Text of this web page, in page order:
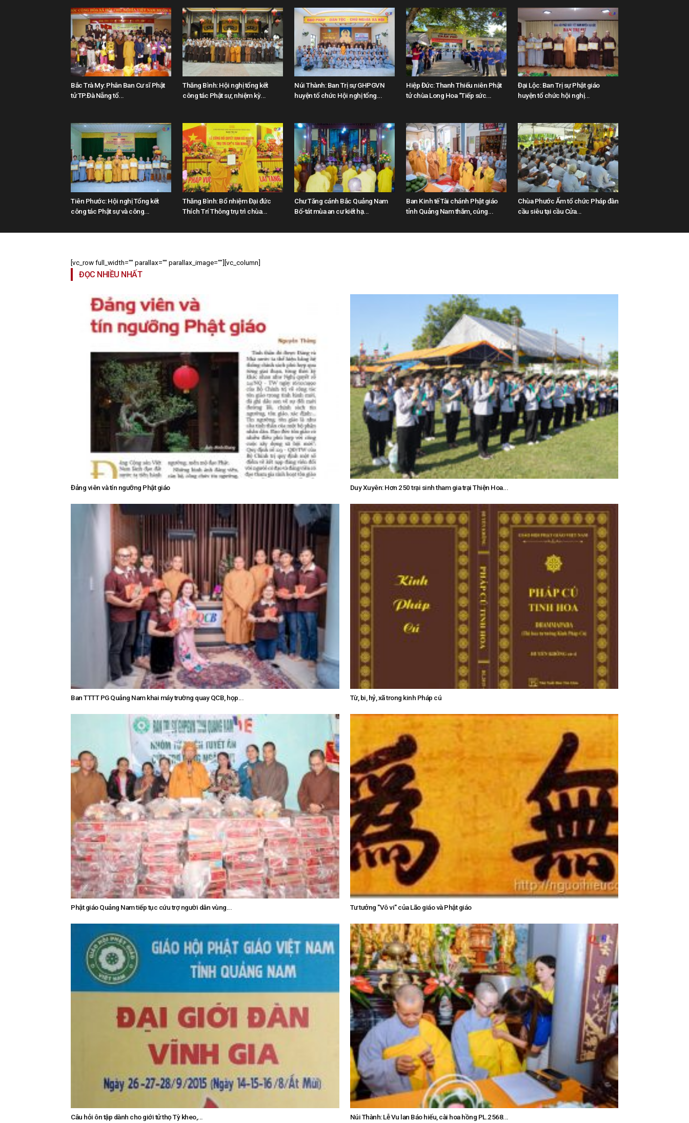
Bắc Trà My: Phân Ban Cư sĩ Phật
tử TP.Đà Nẵng tổ...
Thăng Bình: Hội nghị tổng kết
công tác Phật sự, nhiệm kỳ...
Núi Thành: Ban Trị sự GHPGVN
huyện tổ chức Hội nghị tổng...
Hiệp Đức: Thanh Thiếu niên Phật
tử chùa Long Hoa “Tiếp sức...
Đại Lộc: Ban Trị sự Phật giáo
huyện tổ chức hội nghị...
Tiên Phước: Hội nghị Tổng kết
công tác Phật sự và công...
Thăng Bình: Bổ nhiệm Đại đức
Thích Trí Thông trụ trì chùa...
Chư Tăng cánh Bắc Quảng Nam
Bố-tát mùa an cư kiết hạ...
Ban Kinh tế Tài chánh Phật giáo
tỉnh Quảng Nam thăm, cúng...
Chùa Phước Ấm tổ chức Pháp đàn
cầu siêu tại cầu Cửa...
[vc_row full_width="" parallax="" parallax_image=""][vc_column]
ĐỌC NHIỀU NHẤT
Đảng viên và tín ngưỡng Phật giáo Duy Xuyên: Hơn 250 trại sinh tham gia trại Thiện Hoa...
Ban TTTT PG Quảng Nam khai máy trường quay QCB, họp... Từ, bi, hỷ, xã trong kinh Pháp cú
Phật giáo Quảng Nam tiếp tục cứu trợ người dân vùng... Tư tưởng "Vô vi" của Lão giáo và Phật giáo
Câu hỏi ôn tập dành cho giới tử thọ Tỳ kheo,... Núi Thành: Lễ Vu lan Báo hiếu, cài hoa hồng PL.2568...